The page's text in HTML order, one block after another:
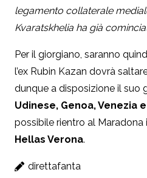
legamento collaterale
Kvaratskhelia ha già
Per il giorgiano, saranno
l’ex Rubin Kazan dovrà
dunque a disposizione il suo
Udinese, Genoa, Venezia
possibile rientro al Maradona
Hellas Verona.
direttafanta